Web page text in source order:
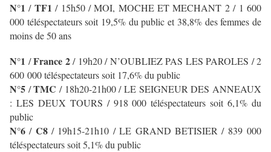
N°1 / TF1 / 15h50 / MOI, MOCHE ET MECHANT 2 / 1 600
000 téléspectateurs soit 19,5% du public et 38,8% des femmes de
moins de 50 ans
N°1 /France 2/ 19h20 / N’OUBLIEZ PAS LES PAROLES / 2
600 000 téléspectateurs soit 17,6% du public
N°5 /TMC/ 18h20-21h00 / LE SEIGNEUR DES ANNEAUX
: LES DEUX TOURS / 918 000 téléspectateurs soit 6,1% du
public
N°6/ C8/ 19h15-21h10 / LE GRAND BETISIER / 839 000
téléspectateurs soit 5,1% du public